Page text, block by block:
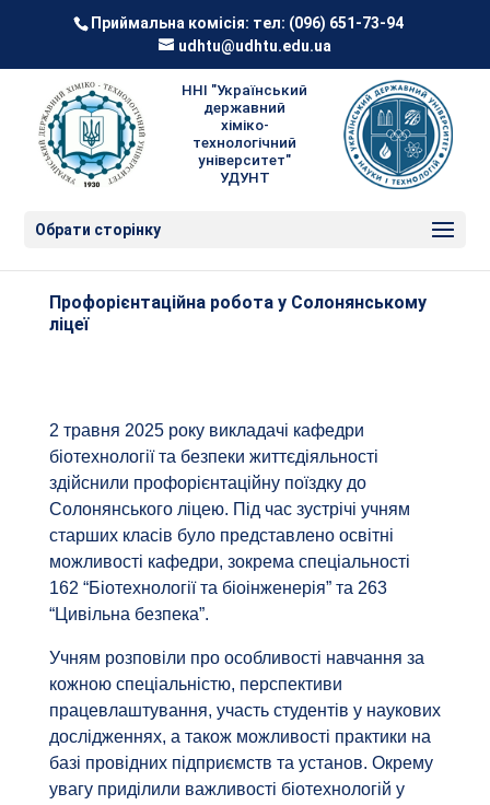
Приймальна комісія: тел: (096) 651-73-94
udhtu@udhtu.edu.ua
ННІ "Український
державний
хіміко-
технологічний
університет"
УДУНТ
Обрати сторінку
Профорієнтаційна робота у Солонянському
ліцеї
2 травня 2025 року викладачі кафедри
біотехнології та безпеки життєдіяльності
здійснили профорієнтаційну поїздку до
Солонянського ліцею. Під час зустрічі учням
старших класів було представлено освітні
можливості кафедри, зокрема спеціальності
162 “Біотехнології та біоінженерія” та 263
“Цивільна безпека”.
Учням розповіли про особливості навчання за
кожною спеціальністю, перспективи
працевлаштування, участь студентів у наукових
дослідженнях, а також можливості практики на
базі провідних підприємств та установ. Окрему
увагу приділили важливості біотехнологій у